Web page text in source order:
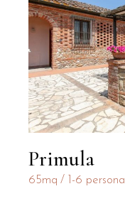
Primula
65mq 1-6 persona